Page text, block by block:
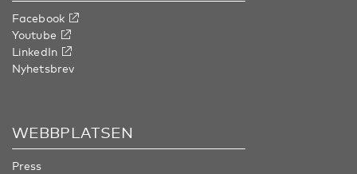
Facebook
Youtube
LinkedIn
Nyhetsbrev
WEBBPLATSEN
Press